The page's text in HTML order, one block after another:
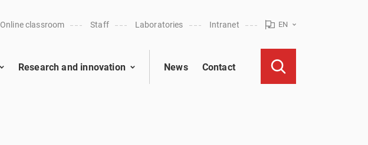
Online classroom Staff Laboratories Intranet EN
Research and innovation News Contact